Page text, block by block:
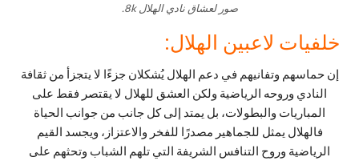
صور لعشاق نادي الهلال 8k.
خلفيات لاعبين الهلال:
إن حماسهم وتفانيهم في دعم الهلال يُشكلان جزءًا لا يتجزأ من ثقافة
النادي وروحه الرياضية ولكن العشق للهلال لا يقتصر فقط على
المباريات والبطولات، بل يمتد إلى كل جانب من جوانب الحياة
فالهلال يمثل للجماهير مصدرًا للفخر والاعتزاز، ويجسد القيم
الرياضية وروح التنافس الشريفة التي تلهم الشباب وتحثهم على